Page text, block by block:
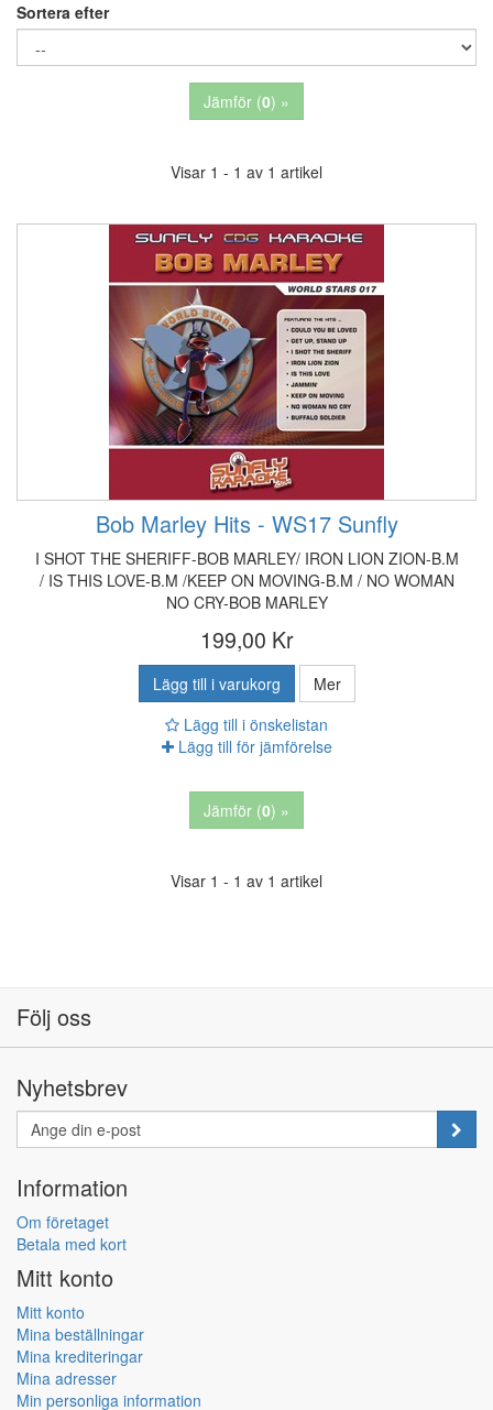
Sortera efter
Jämför (0) »
Visar 1 - 1 av 1 artikel
Bob Marley Hits - WS17 Sunfly
I SHOT THE SHERIFF-BOB MARLEY/ IRON LION ZION-B.M
/ IS THIS LOVE-B.M /KEEP ON MOVING-B.M / NO WOMAN
NO CRY-BOB MARLEY
199,00 Kr
Lägg till i varukorg
Mer
Lägg till i önskelistan
Lägg till för jämförelse
Jämför (0) »
Visar 1 - 1 av 1 artikel
Följ oss
Nyhetsbrev
Information
Om företaget
Betala med kort
Mitt konto
Mitt konto
Mina beställningar
Mina krediteringar
Mina adresser
Min personliga information